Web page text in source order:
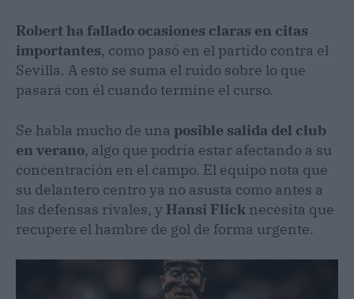
Robert ha fallado ocasiones claras en citas
importantes, como pasó en el partido contra el
Sevilla. A esto se suma el ruido sobre lo que
pasará con él cuando termine el curso.
Se habla mucho de una posible salida del club
en verano, algo que podría estar afectando a su
concentración en el campo. El equipo nota que
su delantero centro ya no asusta como antes a
las defensas rivales, y Hansi Flick necesita que
recupere el hambre de gol de forma urgente.